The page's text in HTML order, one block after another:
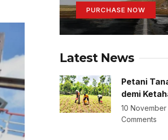
PURCHASE NOW
Latest News
Petani
demi
10 November
Comments